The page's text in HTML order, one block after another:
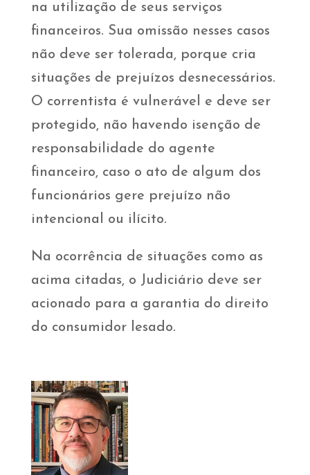
na utilização de seus serviços
financeiros. Sua omissão nesses casos
não deve ser tolerada, porque cria
situações de prejuízos desnecessários.
O correntista é vulnerável e deve ser
protegido, não havendo isenção de
responsabilidade do agente
financeiro, caso o ato de algum dos
funcionários gere prejuízo não
intencional ou ilícito.
Na ocorrência de situações como as
acima citadas, o Judiciário deve ser
acionado para a garantia do direito
do consumidor lesado.